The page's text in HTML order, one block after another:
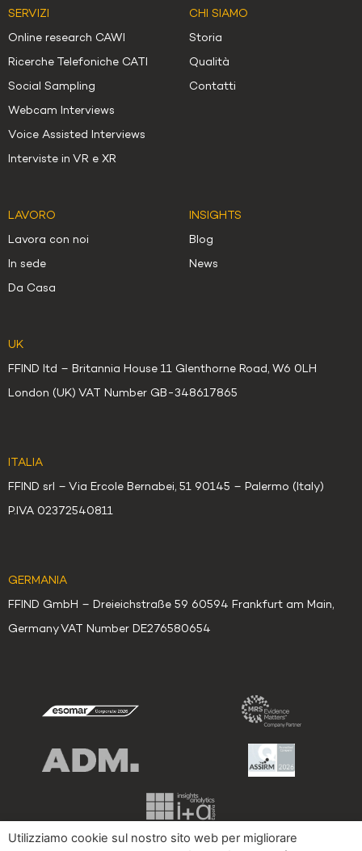
SERVIZI
Online research CAWI
Ricerche Telefoniche CATI
Social Sampling
Webcam Interviews
Voice Assisted Interviews
Interviste in VR e XR
CHI SIAMO
Storia
Qualità
Contatti
LAVORO
Lavora con noi
In sede
Da Casa
INSIGHTS
Blog
News
UK
FFIND ltd – Britannia House 11 Glenthorne Road, W6 0LH
London (UK) VAT Number GB-348617865
ITALIA
FFIND srl – Via Ercole Bernabei, 51 90145 – Palermo (Italy)
P.IVA 02372540811
GERMANIA
FFIND GmbH – Dreieichstraße 59 60594 Frankfurt am Main,
Germany VAT Number DE276580654
Utilizziamo cookie sul nostro sito web per migliorare